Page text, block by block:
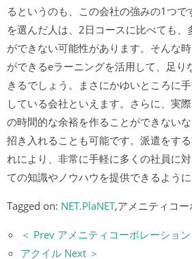
るというのも、この会社の強みの1つで
を選んだ人は、2日コースに比べても、
ができない可能性があります。そんな
ができるeラーニングを活用して、足り
きるでしょう。まさにかゆいところに
している会社といえます。さらに、実
の時間的な余裕を作ることができない
招き入れることも可能です。派遣をす
れにより、非常に手軽に多くの社員に
ての知識やノウハウを提供できるように
Tagged on: NET.PlaNET,アメニティコ
＜ Prev アメニティコーポレーション
アクイル Next ＞